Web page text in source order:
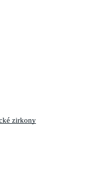
zirkony